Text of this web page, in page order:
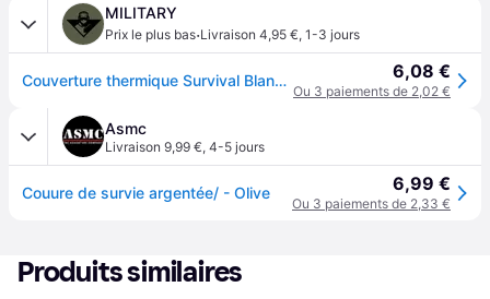
MILITARY
Prix le plus bas·Livraison 4,95 €, 1-3 jours
Couverture thermique Survival Blanket Mil-Tec - Olive 6,08 €
Ou 3 paiements de 2,02 €
Asmc
Livraison 9,99 €, 4-5 jours
Couure de survie argentée/ - Olive 6,99 €
Ou 3 paiements de 2,33 €
Produits similaires